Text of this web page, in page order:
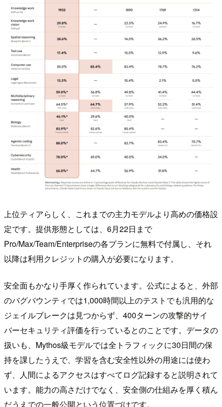
上位ティアらしく、これまでの主力モデルより高めの価格設
定です。提供形態としては、6月22日まで
Pro/Max/Team/Enterpriseの各プランに無料で付属し、それ
以降は利用クレジットの購入が必要になります。
安全面もかなり手厚く作られています。公式によると、外部
のバグバウンティでは1,000時間以上のテストでも汎用的な
ジェイルブレークは見つからず、400ターンの攻撃的サイ
バーセキュリティ評価を行っているとのことです。データの
扱いも、Mythos級モデルでは全トラフィックに30日間の保
持を課したうえで、学習を含む安全性以外の用途には使わ
ず、人間によるアクセスはすべてログ記録すると説明されて
います。能力の高さだけでなく、安全側の仕組みを厚く積ん
だうえでの一般公開という位置づけです。